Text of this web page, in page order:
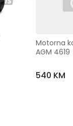
Motorna
AGM 4619
540 KM